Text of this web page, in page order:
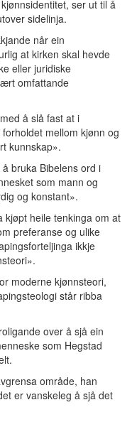
ser ut til å
sidelinja.
når ein
at kirken skal hevde
eller juridiske
omfattande
å slå fast at i
mellom kjønn og
kunnskap».
bruka Bibelens ord i
som mann og
og konstant».
kjøpt heile tenkinga om at
preferanse og ulike
ikkje
moderne kjønnsteori,
står ribba
over å sjå ein
som Hegstad
område, han
er vanskeleg å sjå det